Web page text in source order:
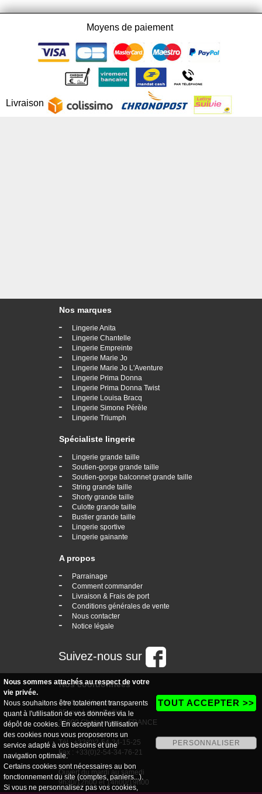
Moyens de paiement
Livraison
Nos marques
- Lingerie Anita
- Lingerie Chantelle
- Lingerie Empreinte
- Lingerie Marie Jo
- Lingerie Marie Jo L'Aventure
- Lingerie Prima Donna
- Lingerie Prima Donna Twist
- Lingerie Louisa Bracq
- Lingerie Simone Pérèle
- Lingerie Triumph
Spécialiste lingerie
- Lingerie grande taille
- Soutien-gorge grande taille
- Soutien-gorge balconnet grande taille
- String grande taille
- Shorty grande taille
- Culotte grande taille
- Bustier grande taille
- Lingerie sportive
- Lingerie gainante
A propos
- Parrainage
- Comment commander
- Livraison & Frais de port
- Conditions générales de vente
- Nous contacter
- Notice légale
Suivez-nous sur
Nos coordonnées
boutique Vogaine
35, rue Ledru Rollin
36000 Chateauroux - FRANCE
Tél : +33(0)2-54-34-15-25
Fax : +33(0)2-54-34-76-21
Ouvert du mardi au samedi
9h30/12h00 et 14h00/19h00
Nous sommes attachés au respect de votre
vie privée.
Nous souhaitons être totalement transparents
quant à l'utilisation de vos données via le
dépôt de cookies. En acceptant l'utilisation
des cookies nous vous proposerons un
service adapté à vos besoins et une
navigation optimale.
Certains cookies sont nécessaires au bon
fonctionnement du site (comptes, paniers...).
Si vous ne personnalisez pas vos cookies,
TOUT ACCEPTER >>
PERSONNALISER